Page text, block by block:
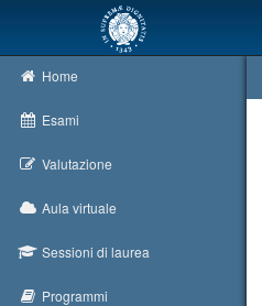
Home
Esami
Valutazione
Aula virtuale
Sessioni di laurea
Programmi